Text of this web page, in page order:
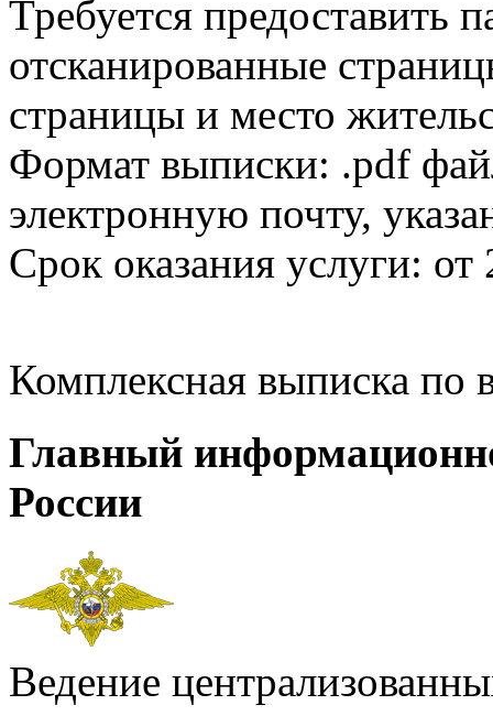
Требуется предоставить
отсканированные
страницы и место
Формат выписки: .pdf
электронную почту,
Срок оказания услуги: от
Комплексная выписка
Главный
России
Ведение